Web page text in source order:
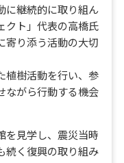
に継続的に取り組ん
クト」代表の高橋氏
寄り添う活動の大切
植樹活動を行い、参
ながら行動する機会
を見学し、震災当時
続く復興の取り組み